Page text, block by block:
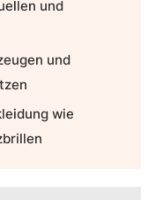
und
und
wie